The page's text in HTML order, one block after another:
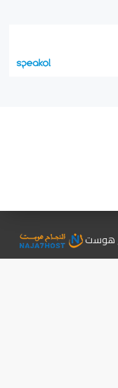
هوست